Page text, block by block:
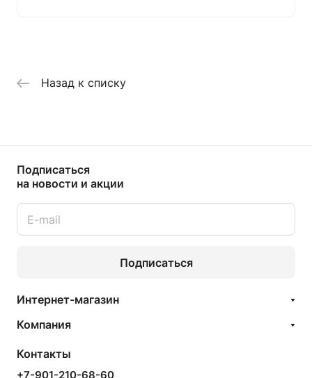
Назад к списку
Подписаться
на новости и акции
Подписаться
Интернет-магазин
Компания
Контакты
+7-901-210-68-60